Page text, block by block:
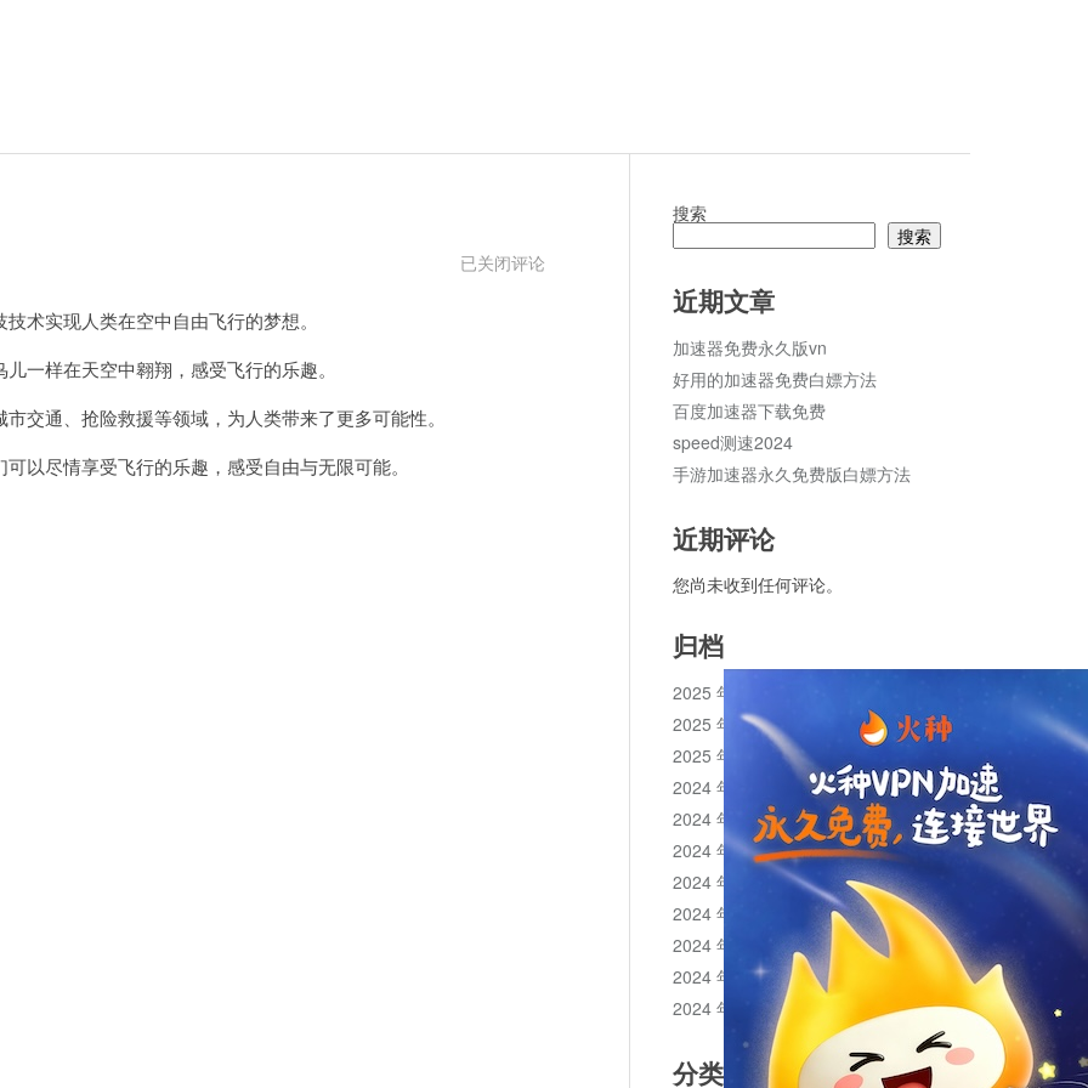
自
已关闭评论
实现人类在空中自由飞行的梦想。
样在天空中翱翔，感受飞行的乐趣。
通、抢险救援等领域，为人类带来了更多可能性。
尽情享受飞行的乐趣，感受自由与无限可能。
搜索
搜索
近期文章
加速器免费永久版vn
好用的加速器免费白嫖方法
百度加速器下载免费
speed测速2024
手游加速器永久免费版白嫖方法
近期评论
您尚未收到任何评论。
归档
2025 年 11 月
2025 年 10 月
2025 年 1 月
2024 年 12 月
2024 年 11 月
2024 年 10 月
2024 年 9 月
2024 年 8 月
2024 年 7 月
2024 年 6 月
2024 年 5 月
分类目录